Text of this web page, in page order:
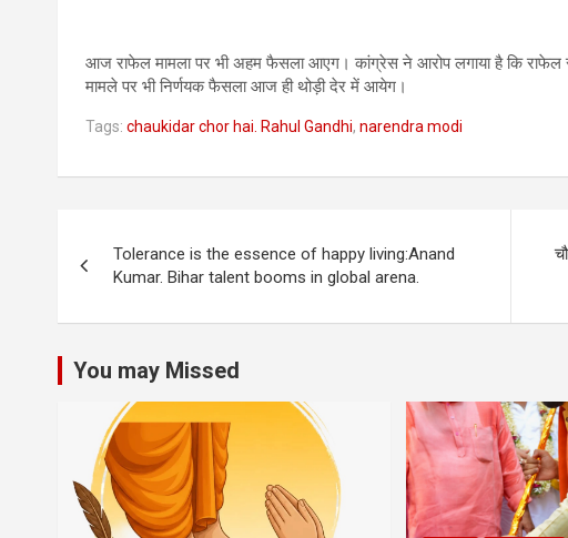
आज राफेल मामला पर भी अहम फैसला आएग। कांग्रेस ने आरोप लगाया है कि राफेल
मामले पर भी निर्णयक फैसला आज ही थोड़ी देर में आयेग।
Tags: chaukidar chor hai. Rahul Gandhi, narendra modi
navigation
Tolerance is the essence of happy living:Anand
Kumar. Bihar talent booms in global arena.
You may Missed